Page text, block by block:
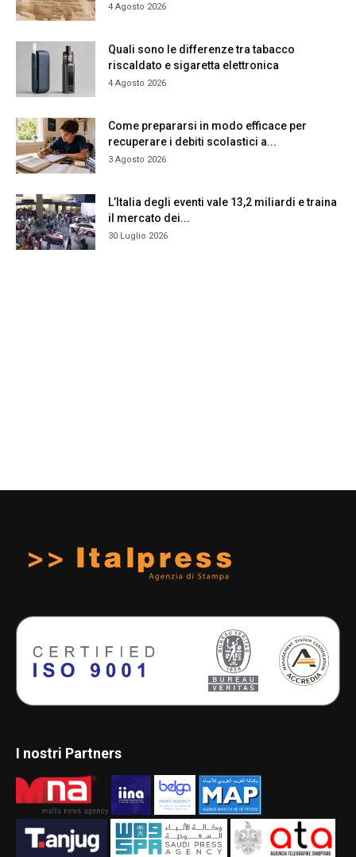
4 Agosto 2026
Quali sono le differenze tra tabacco
riscaldato e sigaretta elettronica
4 Agosto 2026
Come prepararsi in modo efficace per
recuperare i debiti scolastici a...
3 Agosto 2026
L’Italia degli eventi vale 13,2 miliardi e traina
il mercato dei...
30 Luglio 2026
I nostri Partners